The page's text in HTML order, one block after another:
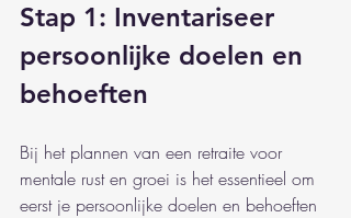
Stap 1: Inventariseer
persoonlijke doelen en
behoeften
Bij het plannen van een retraite voor
mentale rust en groei is het essentieel om
eerst je persoonlijke doelen en behoeften